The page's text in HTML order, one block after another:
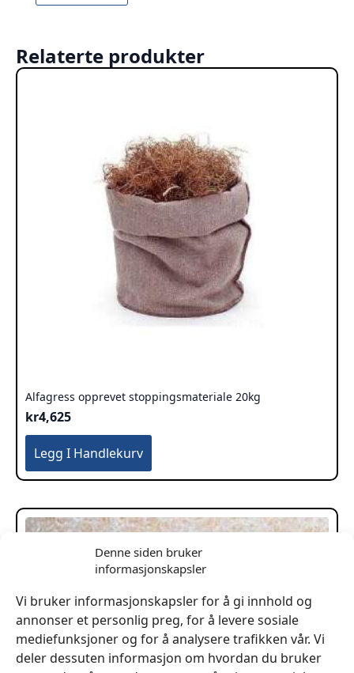
Denne siden bruker
informasjonskapsler
Vi bruker informasjonskapsler for å gi innhold og
annonser et personlig preg, for å levere sosiale
mediefunksjoner og for å analysere trafikken vår. Vi
deler dessuten informasjon om hvordan du bruker
Relaterte produkter
Alfagress opprevet stoppingsmateriale 20kg
kr4,625
Legg I Handlekurv